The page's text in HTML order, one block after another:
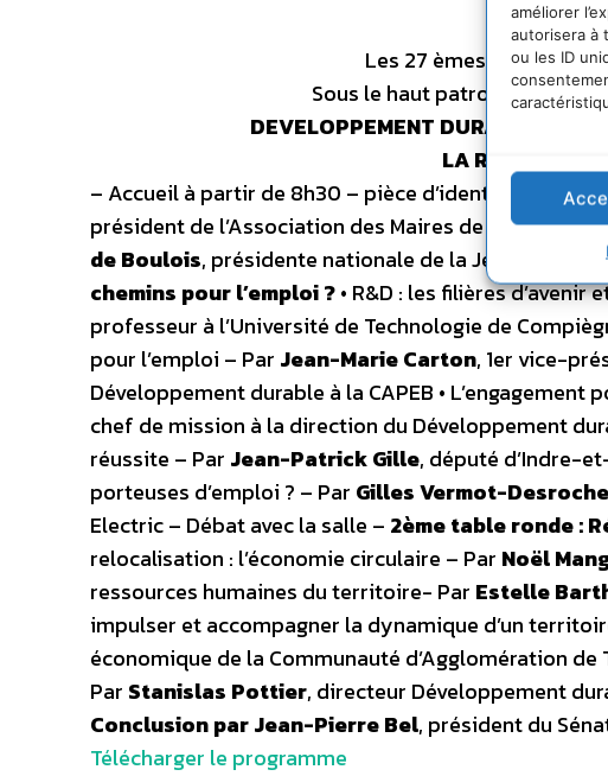
améliorer
autorisera à
ou les ID
Les 27 èmes Entretiens
Sous le haut patronage de
DEVELOPPEMENT DURABLE :
LA
– Accueil à partir de 8h30 – pièce d’identité
président de l’Association des Maires de France et
de Boulois, présidente nationale de la Jeune
chemins pour l’emploi ?• R&D : les filières
professeur à l’Université de Technologie de
pour l’emploi – Par Jean-Marie Carton, 1er vice-
Développement durable à la CAPEB • L’engagement
chef de mission à la direction du Développement
réussite – Par Jean-Patrick Gille, député d’Indre-
porteuses d’emploi ? – Par Gilles Vermot-
Electric – Débat avec la salle – 2ème table ronde :
relocalisation : l’économie circulaire – Par Noël
ressources humaines du territoire- Par Estelle
impulser et accompagner la dynamique d’un
économique de la Communauté d’Agglomération
Par Stanislas Pottier, directeur Développement
Conclusion par Jean-Pierre Bel, président du
Télécharger le programme